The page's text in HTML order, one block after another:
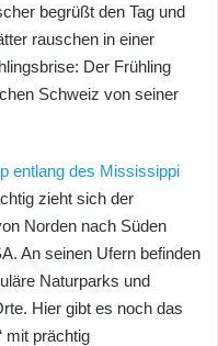
begrüßt den Tag und
rauschen in einer
Der Frühling
Schweiz von seiner
entlang des Mississippi
zieht sich der
Norden nach Süden
An seinen Ufern befinden
Naturparks und
Hier gibt es noch das
mit prächtig